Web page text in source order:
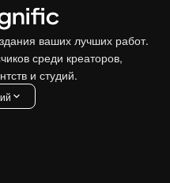
ваших лучших работ.
среди креаторов,
и студий.